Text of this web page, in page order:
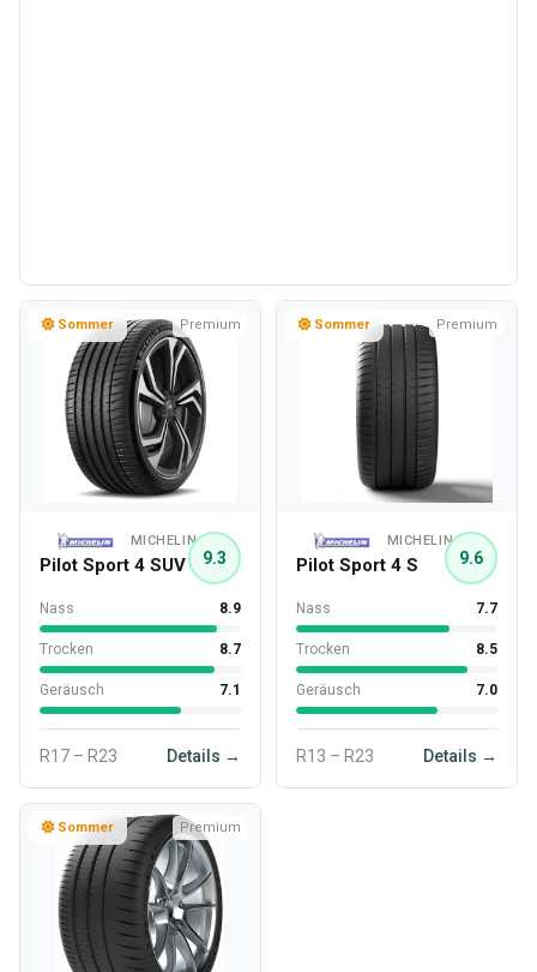
Sommer Premium
MICHELIN
Pilot Sport 4 SUV 9.3
Nass 8.9
Trocken 8.7
Geräusch 7.1
R17 – R23 Details →
Sommer Premium
MICHELIN
Pilot Sport 4 S 9.6
Nass 7.7
Trocken 8.5
Geräusch 7.0
R13 – R23 Details →
Sommer Premium